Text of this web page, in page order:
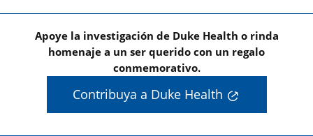
Apoye la investigación de Duke Health o rinda
homenaje a un ser querido con un regalo
conmemorativo.
Contribuya a Duke Health